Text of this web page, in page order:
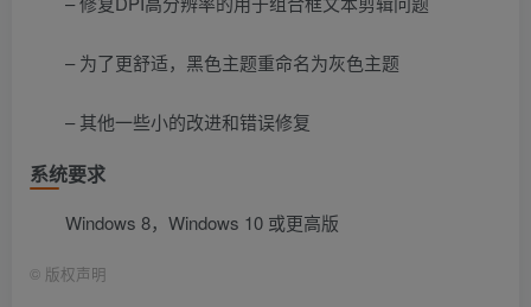
– 为了更舒适，黑色主题重命名为灰色主题
– 其他一些小的改进和错误修复
系统要求
Windows 8，Windows 10 或更高版
© 版权声明